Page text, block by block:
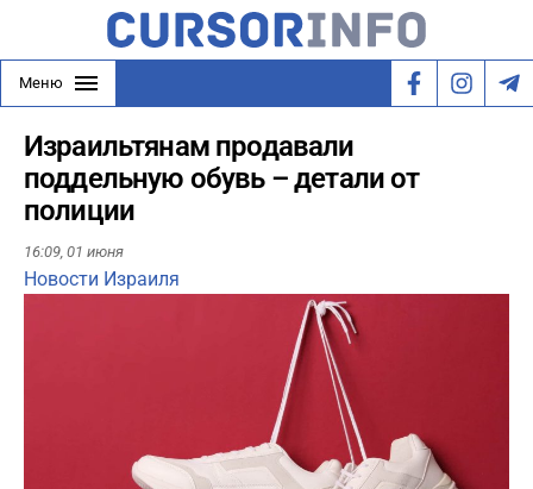
Меню
Израильтянам продавали
поддельную обувь – детали от
полиции
16:09, 01 июня
Новости Израиля